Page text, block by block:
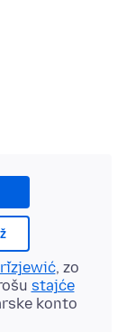
, zo
stajće
konto